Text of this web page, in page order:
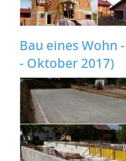
Bau eines Wohn
- Oktober 2017)